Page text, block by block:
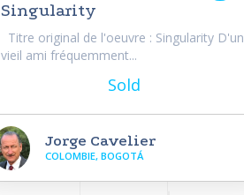
Singularity
Titre original de l'oeuvre : Singularity D'un
vieil ami fréquemment...
Sold
Jorge Cavelier
COLOMBIE, BOGOTÁ